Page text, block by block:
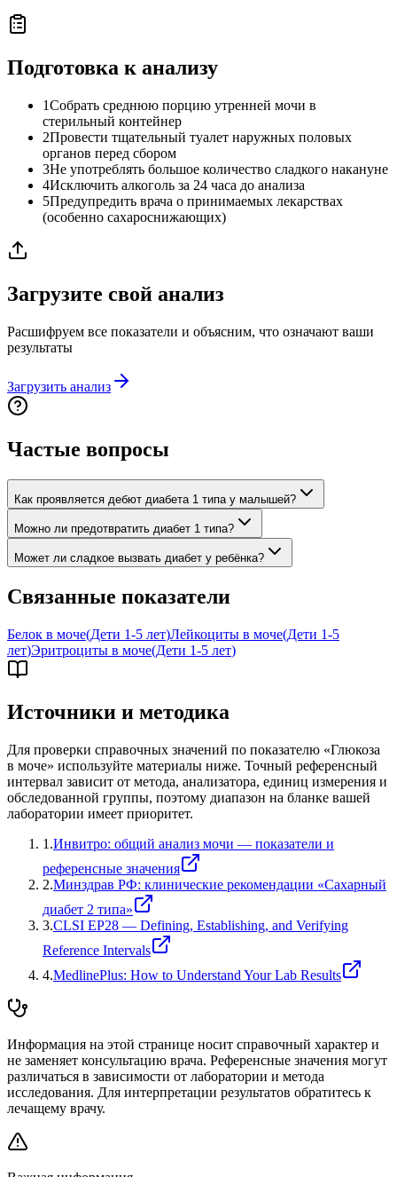
Подготовка к анализу
1Собрать среднюю порцию утренней мочи в
стерильный контейнер
2Провести тщательный туалет наружных половых
органов перед сбором
3Не употреблять большое количество сладкого накануне
4Исключить алкоголь за 24 часа до анализа
5Предупредить врача о принимаемых лекарствах
(особенно сахароснижающих)
Загрузите свой анализ
Расшифруем все показатели и объясним, что означают ваши
результаты
Загрузить анализ
Частые вопросы
Как проявляется дебют диабета 1 типа у малышей?
Можно ли предотвратить диабет 1 типа?
Может ли сладкое вызвать диабет у ребёнка?
Связанные показатели
Белок в моче(Дети 1-5 лет)Лейкоциты в моче(Дети 1-5
лет)Эритроциты в моче(Дети 1-5 лет)
Источники и методика
Для проверки справочных значений по показателю «Глюкоза
в моче» используйте материалы ниже. Точный референсный
интервал зависит от метода, анализатора, единиц измерения и
обследованной группы, поэтому диапазон на бланке вашей
лаборатории имеет приоритет.
1 .Инвитро: общий анализ мочи — показатели и
референсные значения
2.Минздрав РФ: клинические рекомендации «Сахарный
диабет 2 типа»
3.CLSI EP28 — Defining, Establishing, and Verifying
Reference Intervals
4.MedlinePlus: How to Understand Your Lab Results
Информация на этой странице носит справочный характер и
не заменяет консультацию врача. Референсные значения могут
различаться в зависимости от лаборатории и метода
исследования. Для интерпретации результатов обратитесь к
лечащему врачу.